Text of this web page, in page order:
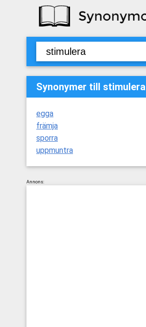
Synonymer till stimulera
egga
främja
sporra
uppmuntra
Annons: